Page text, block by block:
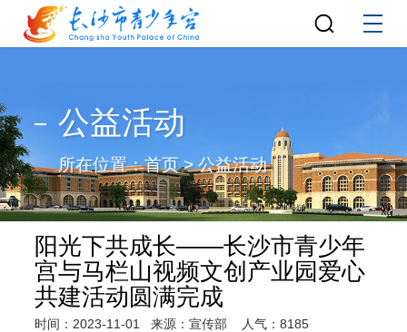
公益活动
所在位置：首页>公益活动
阳光下共成长——长沙市青少年
宫与马栏山视频文创产业园爱心
共建活动圆满完成
时间：2023-11-01 来源：宣传部 人气：8185